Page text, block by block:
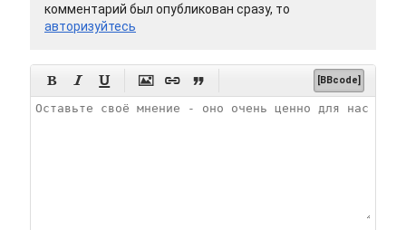
комментарий был опубликован сразу, то
авторизуйтесь
      [BBcode]